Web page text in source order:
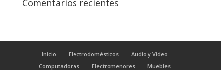
Comentarios recientes
Inicio Electrodomésticos
Audio y Video
Computadoras
Electromenores
Muebles